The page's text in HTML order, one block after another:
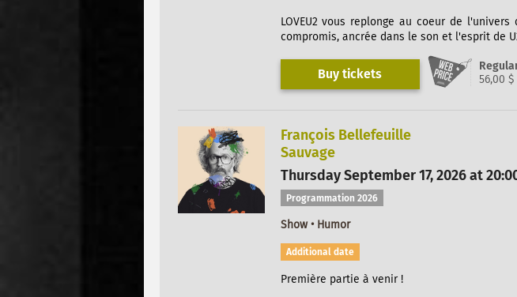
LOVEU2 vous replonge au coeur de
compromis, ancrée dans le son et l'esprit de
Buy tickets
56,00 $
François Bellefeuille
Sauvage
Thursday September 17, 2026 at
Programmation 2026
Show • Humor
Additional date
Première partie à venir !